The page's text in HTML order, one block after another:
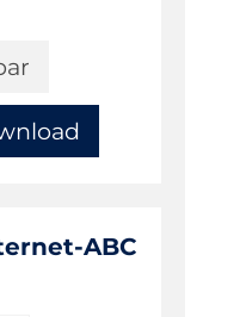
ABC